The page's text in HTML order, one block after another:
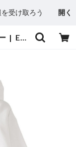
受け取ろう 開く
Startup for ALL パーカー | EXPACT｜Raise Your Flag. Make an Impact.